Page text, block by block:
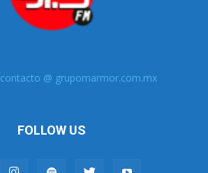
contacto @ grupomarmor.com.mx
FOLLOW US